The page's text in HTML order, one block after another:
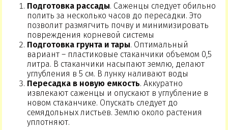
Подготовка рассады. Саженцы следует обильно
полить за несколько часов до пересадки. Это
позволит размягчить почву и минимизировать
повреждения корневой системы
Подготовка грунта и тары. Оптимальный
вариант – пластиковые стаканчики объемом 0,5
литра. В стаканчики насыпают землю, делают
углубления в 5 см. В лунку наливают воды
Пересадка в новую емкость. Аккуратно
извлекают саженцы и опускают в углубление в
новом стаканчике. Опускать следует до
семядольных листьев. Землю около растения
уплотняют.